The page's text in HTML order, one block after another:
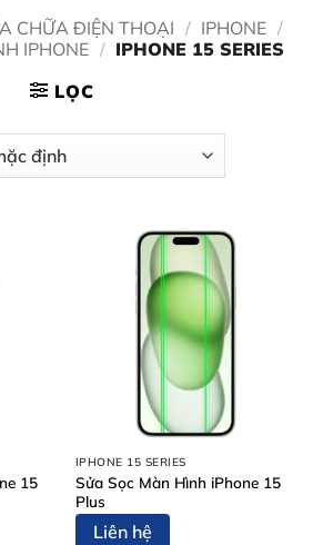
CHỮA ĐIỆN THOẠI / IPHONE /
IPHONE / IPHONE 15 SERIES
LỌC
15
IPHONE 15 SERIES
Sửa Sọc Màn Hình iPhone 15
Plus
Liên hệ